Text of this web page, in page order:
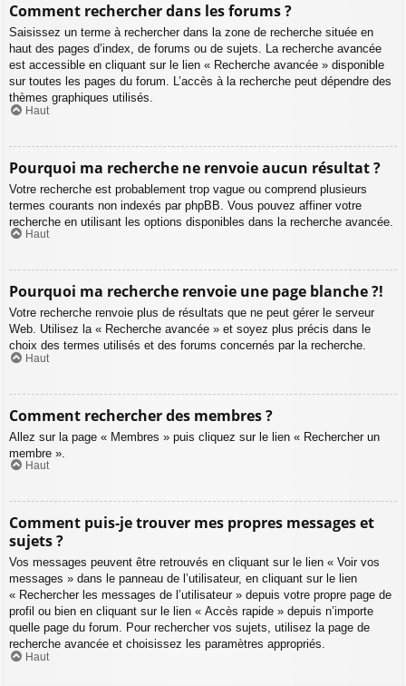
Comment rechercher dans les forums ?
Saisissez un terme à rechercher dans la zone de recherche située en
haut des pages d’index, de forums ou de sujets. La recherche avancée
est accessible en cliquant sur le lien « Recherche avancée » disponible
sur toutes les pages du forum. L’accès à la recherche peut dépendre des
thèmes graphiques utilisés.
Haut
Pourquoi ma recherche ne renvoie aucun résultat ?
Votre recherche est probablement trop vague ou comprend plusieurs
termes courants non indexés par phpBB. Vous pouvez affiner votre
recherche en utilisant les options disponibles dans la recherche avancée.
Haut
Pourquoi ma recherche renvoie une page blanche ?!
Votre recherche renvoie plus de résultats que ne peut gérer le serveur
Web. Utilisez la « Recherche avancée » et soyez plus précis dans le
choix des termes utilisés et des forums concernés par la recherche.
Haut
Comment rechercher des membres ?
Allez sur la page « Membres » puis cliquez sur le lien « Rechercher un
membre ».
Haut
Comment puis-je trouver mes propres messages et
sujets ?
Vos messages peuvent être retrouvés en cliquant sur le lien « Voir vos
messages » dans le panneau de l’utilisateur, en cliquant sur le lien
« Rechercher les messages de l’utilisateur » depuis votre propre page de
profil ou bien en cliquant sur le lien « Accès rapide » depuis n’importe
quelle page du forum. Pour rechercher vos sujets, utilisez la page de
recherche avancée et choisissez les paramètres appropriés.
Haut